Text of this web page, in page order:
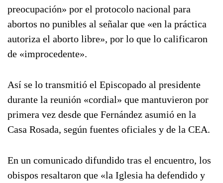
preocupación» por el protocolo nacional para
abortos no punibles al señalar que «en la práctica
autoriza el aborto libre», por lo que lo calificaron
de «improcedente».
Así se lo transmitió el Episcopado al presidente
durante la reunión «cordial» que mantuvieron por
primera vez desde que Fernández asumió en la
Casa Rosada, según fuentes oficiales y de la CEA.
En un comunicado difundido tras el encuentro, los
obispos resaltaron que «la Iglesia ha defendido y